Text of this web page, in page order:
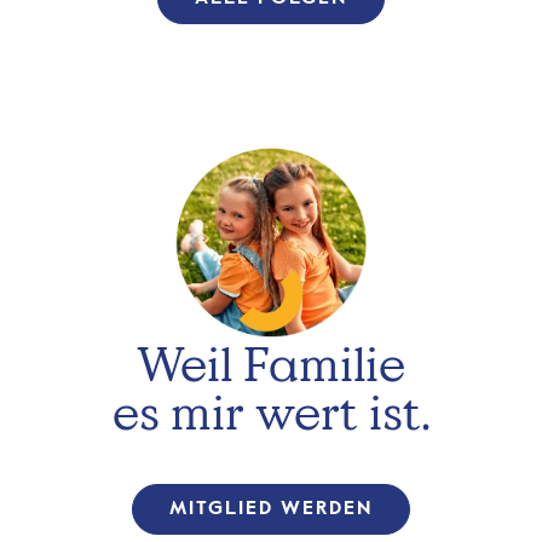
Weil Familie
es mir wert ist.
MITGLIED WERDEN